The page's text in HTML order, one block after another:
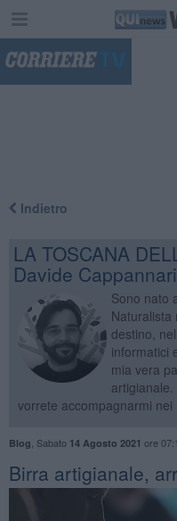
Indietro
LA TOSCANA
Davide Cappannari
Sono nato
Naturalista
destino,
informatici
mia vera
vorrete accompagnarmi nei
Blog Sabato 14 Agosto 2021 ore
Birra artigianale,